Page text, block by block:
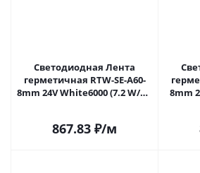
Светодиодная Лента
герметичная RTW-SE-A60-
8mm 24V White6000 (7.2 W/m,
Саратове
867.83 ₽/м
8mm